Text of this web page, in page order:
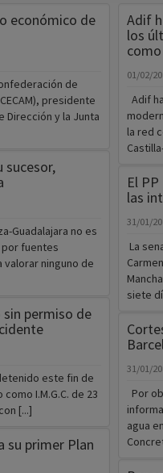
económico de
de
presidente
Dirección y la Junta
sucesor,
Guadalajara no es
fuentes
ninguno de
permiso de
este fin de
I.M.G.C. de 23
[...]
su primer Plan
Adif
los
01/02/
Adif
la red
El
las
31/01/
La
siete
31/01/
Por
agua